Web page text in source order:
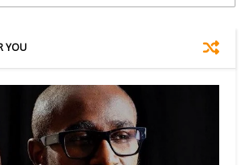
YOU